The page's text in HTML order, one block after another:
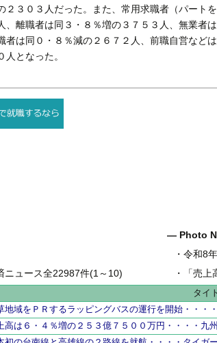
２３０３人だった。また、常用求職者（パート
、離職者は同３・８％増の３７５３人、無業者
者は同０・８％減の２６７２人、前職自営など
人となった。
― Photo
・令和8
・
「売上高
ニュース全22987件(1～10)
タイ
地域をＰＲするラッピングバスの運行を開始・・・
高は６・４％増の２５３億７５００万円・・・・九